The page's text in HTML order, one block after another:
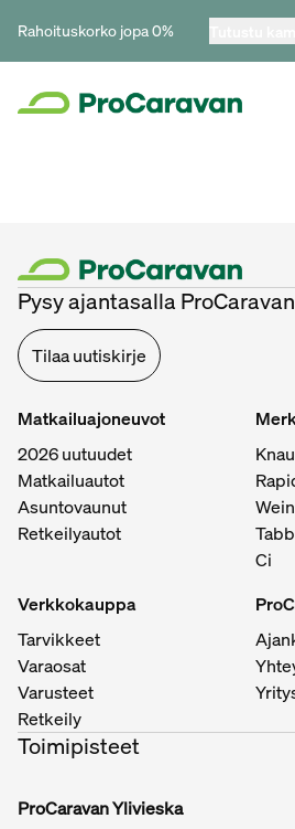
Rahoituskorko jopa 0%
Pysy ajantasalla
Tilaa uutiskirje
Matkailuajoneuvot
2026 uutuudet
Matkailuautot
Asuntovaunut
Retkeilyautot
Ci
Verkkokauppa
Tarvikkeet
Varaosat
Varusteet
Retkeily
Toimipisteet
ProCaravan Ylivieska